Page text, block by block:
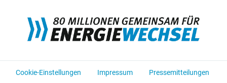
Cookie-Einstellungen Impressum Pressemitteilungen